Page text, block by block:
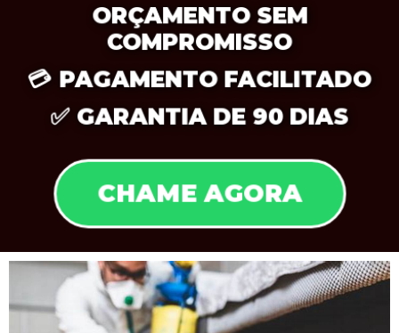
ORÇAMENTO SEM
COMPROMISSO
💳 PAGAMENTO FACILITADO
✅ GARANTIA DE 90 DIAS
CHAME AGORA